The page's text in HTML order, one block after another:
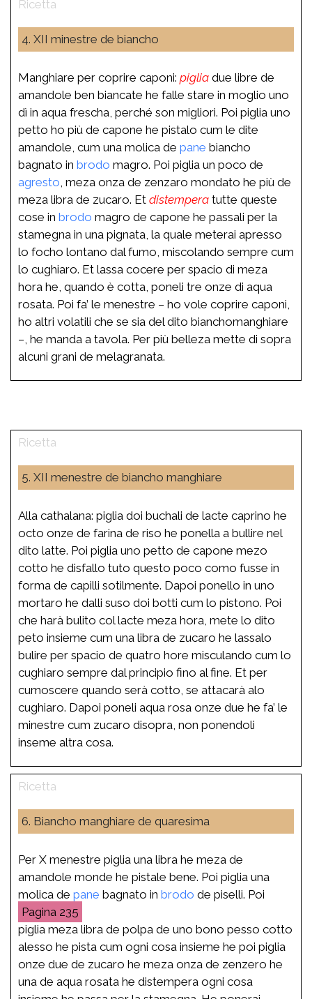
4. XII minestre de biancho
Manghiare per coprire caponi: piglia due libre de
amandole ben biancate he falle stare in moglio uno
dì in aqua frescha, perché son migliori. Poi piglia uno
petto ho più de capone he pistalo cum le dite
amandole, cum una molica de pane biancho
bagnato in brodo magro. Poi piglia un poco de
agresto , meza onza de zenzaro mondato he più de
meza libra de zucaro. Et distempera tutte queste
cose in brodo magro de capone he passali per la
stamegna in una pignata, la quale meterai apresso
lo focho lontano dal fumo, miscolando sempre cum
lo cughiaro. Et lassa cocere per spacio di meza
hora he, quando è cotta, poneli tre onze di aqua
rosata. Poi fa’ le menestre – ho vole coprire caponi,
ho altri volatili che se sia del dito bianchomanghiare
–, he manda a tavola. Per più belleza mette di sopra
alcuni grani de melagranata.
5. XII menestre de biancho manghiare
Alla cathalana: piglia doi buchali de lacte caprino he
octo onze de farina de riso he ponella a bullire nel
dito latte. Poi piglia uno petto de capone mezo
cotto he disfallo tuto questo poco como fusse in
forma de capilli sotilmente. Dapoi ponello in uno
mortaro he dalli suso doi botti cum lo pistono. Poi
che harà bulito col lacte meza hora, mete lo dito
peto insieme cum una libra de zucaro he lassalo
bulire per spacio de quatro hore misculando cum lo
cughiaro sempre dal principio fino al fine. Et per
cumoscere quando serà cotto, se attacarà alo
cughiaro. Dapoi poneli aqua rosa onze due he fa’ le
minestre cum zucaro disopra, non ponendoli
inseme altra cosa.
6. Biancho manghiare de quaresima
Per X menestre piglia una libra he meza de
amandole monde he pistale bene. Poi piglia una
molica de pane bagnato in brodo de piselli. Poi
235
piglia meza libra de polpa de uno bono pesso cotto
alesso he pista cum ogni cosa insieme he poi piglia
onze due de zucaro he meza onza de zenzero he
una de aqua rosata he distempera ogni cosa